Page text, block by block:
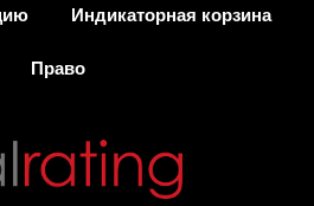
Индикаторная корзина
Право